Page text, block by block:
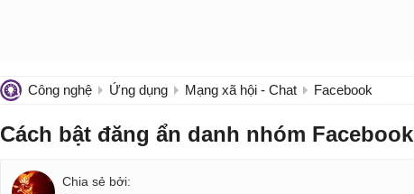
Công nghệ Ứng dụng Mạng xã hội - Chat Facebook
Cách bật đăng ẩn danh nhóm Facebook